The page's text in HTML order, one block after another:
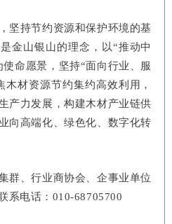
坚持节约资源和保护环境的基
金山银山的理念，以“推动中
命愿景，坚持“面向行业、服
材资源节约集约高效利用，
产力发展，构建木材产业链供
向高端化、绿色化、数字化转
群、行业商协会、企事业单位
系电话： 010-68705700